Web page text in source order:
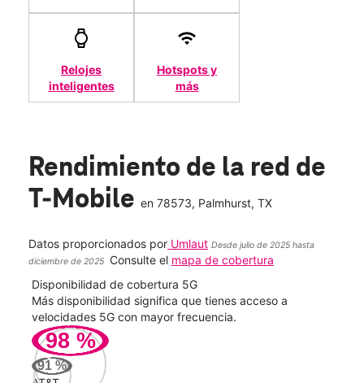
Relojes
inteligentes
Hotspots y
más
Rendimiento de la red de
T-Mobile en 78573, Palmhurst, TX
Datos proporcionados por Umlaut Desde julio de 2025 hasta
diciembre de 2025
Consulte el mapa de cobertura
Disponibilidad de cobertura 5G
Más disponibilidad significa que tienes acceso a
velocidades 5G con mayor frecuencia.
98 %
91 %